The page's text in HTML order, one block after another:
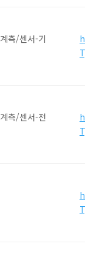
측/센서-기
측/센서-전